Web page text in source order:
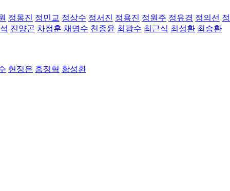
정몽진 정민교 정상수 정서진 정용진 정원주 정유경 정의선 정
진양곤 차정훈 채명수 천종윤 최광수 최근식 최성환 최승환
현정은 홍정혁 황성환